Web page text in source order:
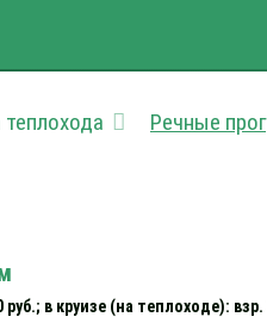
Речные
в круизе (на теплоходе): взр.